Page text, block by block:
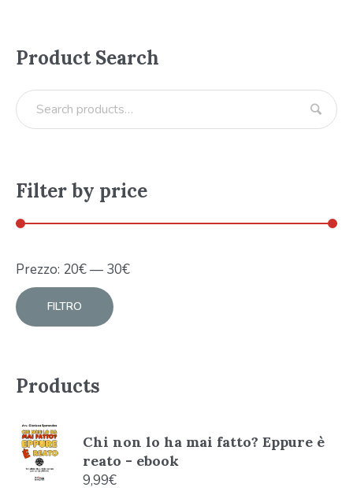
Product Search
Filter by price
FILTRO
Prezzo: 20€— 30€
Products
Chi non lo ha mai fatto? Eppure è
reato - ebook
9,99€